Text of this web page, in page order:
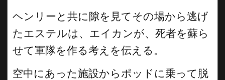
ヘンリーと共に隙を見てその場から逃げ
たエステルは、エイカンが、死者を蘇ら
せて軍隊を作る考えを伝える。
空中にあった施設からポッドに乗って脱